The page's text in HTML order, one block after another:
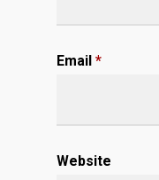
Email *
Website